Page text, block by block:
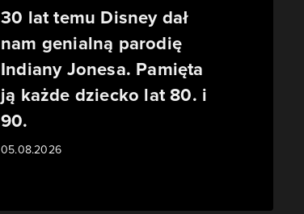
30 lat temu Disney dał
nam genialną parodię
Indiany Jonesa. Pamięta
ją każde dziecko lat 80. i
90.
05.08.2026